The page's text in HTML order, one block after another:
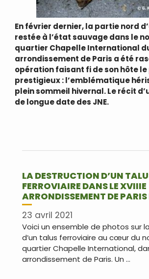
En février dernier, la partie nord
restée à l’état sauvage dans le
quartier Chapelle International
arrondissement de Paris a été
opération faisant fi de son hôte le
prestigieux : l’emblématique
plein sommeil hivernal. Le récit
de longue date des JNE.
LA DESTRUCTION D’UN
FERROVIAIRE DANS LE XVIIIE
ARRONDISSEMENT DE
23 avril 2021
Voici un ensemble de photos sur
d’un talus ferroviaire au cœur du
quartier Chapelle International,
arrondissement de Paris. Un …